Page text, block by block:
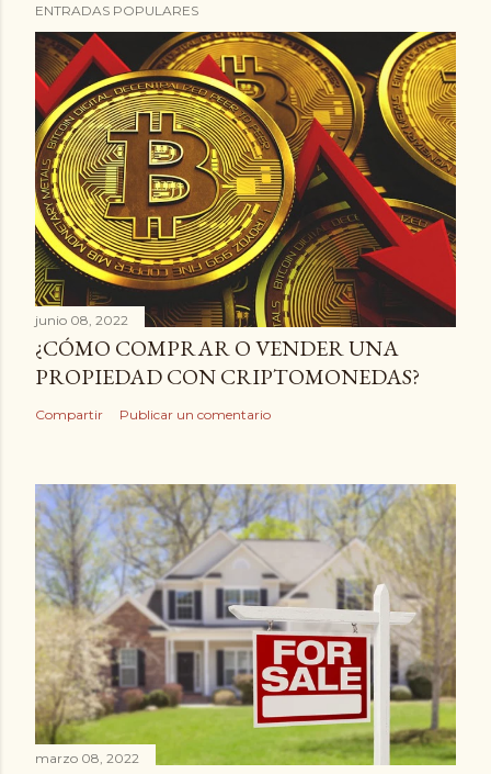
ENTRADAS POPULARES
junio 08, 2022
¿CÓMO COMPRAR O VENDER UNA
PROPIEDAD CON CRIPTOMONEDAS?
Compartir Publicar un comentario
marzo 08, 2022